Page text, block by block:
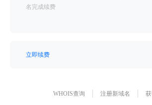
名完成续费
立即续费
WHOIS查询 注册新域名